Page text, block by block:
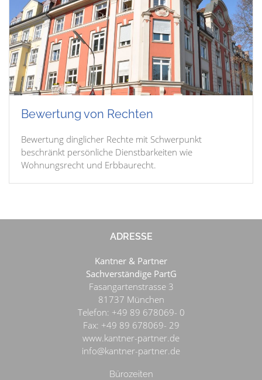
Bewertung von Rechten
Bewertung dinglicher Rechte mit Schwerpunkt
beschränkt persönliche Dienstbarkeiten wie
Wohnungsrecht und Erbbaurecht.
ADRESSE
Kantner & Partner
Sachverständige PartG
Fasangartenstrasse 3
81737 München
Telefon: +49 89 678069- 0
Fax: +49 89 678069- 29
www.kantner-partner.de
info@kantner-partner.de
Bürozeiten